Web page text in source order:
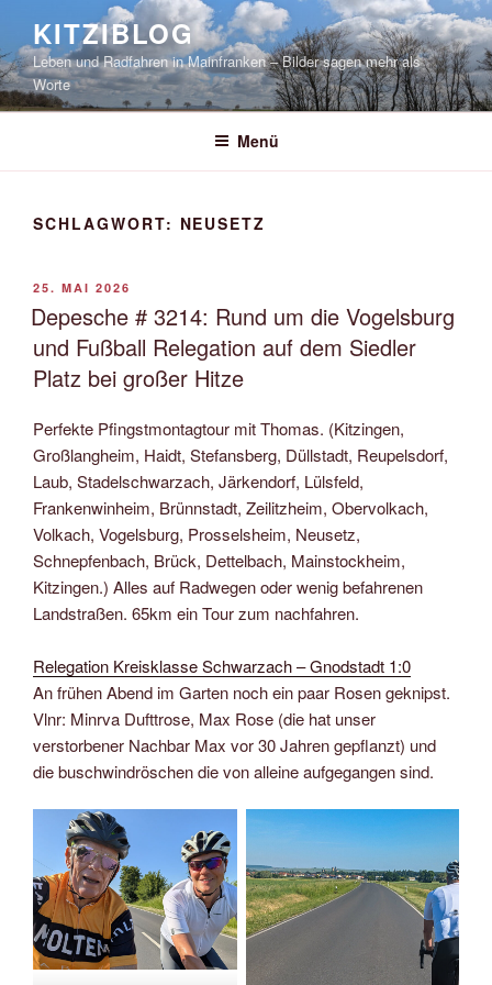
springen
KITZIBLOG
Leben und Radfahren in Mainfranken – Bilder sagen mehr als
Worte
Menü
SCHLAGWORT: NEUSETZ
VERÖFFENTLICHT
AM
25. MAI 2026
Depesche # 3214: Rund um die Vogelsburg
und Fußball Relegation auf dem Siedler
Platz bei großer Hitze
Perfekte Pfingstmontagtour mit Thomas. (Kitzingen,
Großlangheim, Haidt, Stefansberg, Düllstadt, Reupelsdorf,
Laub, Stadelschwarzach, Järkendorf, Lülsfeld,
Frankenwinheim, Brünnstadt, Zeilitzheim, Obervolkach,
Volkach, Vogelsburg, Prosselsheim, Neusetz,
Schnepfenbach, Brück, Dettelbach, Mainstockheim,
Kitzingen.) Alles auf Radwegen oder wenig befahrenen
Landstraßen. 65km ein Tour zum nachfahren.
Relegation Kreisklasse Schwarzach – Gnodstadt 1:0
An frühen Abend im Garten noch ein paar Rosen geknipst.
Vlnr: Minrva Dufttrose, Max Rose (die hat unser
verstorbener Nachbar Max vor 30 Jahren gepflanzt) und
die buschwindröschen die von alleine aufgegangen sind.